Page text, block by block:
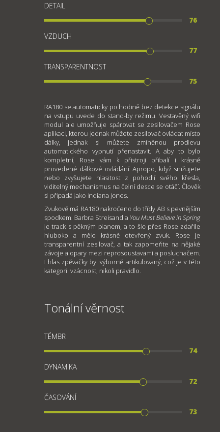
DETAIL
76
VZDUCH
77
TRANSPARENTNOST
75
RA180 se automaticky po hodině bez detekce signálu
na vstupu uvede do stand-by režimu. Vestavěný wifi
modul ale umožňuje spárovat se zesilovačem Rose
aplikaci, kterou jednak můžete zesilovač ovládat místo
dálky, jednak si můžete zmíněnou prodlevu
automatického vypnutí přenastavit. A aby to bylo
kompletní, Rose vám k přistroji přibalí i krásně
provedené dálkové ovládání. Apropo, když snižujete
nebo zvyšujete hlasitost z pohodlí svého křesla,
viditelný mechanismus na čelní desce se otáčí. Člověk
si připadá jako Indiana Jones.
Zvukově má RA180 nakročeno do třídy AB s pevnějším
spodkem. Barbra Streisand a You Must Believe in Spring
je track s pěkným pianem, a to šlo přes Rose zdařile
hluboko a mělo krásně otevřený zvuk. Rose je
transparentní zesilovač, a tak zapomeňte na nějaké
závoje a opary mezi reprosoustavami a posluchačem.
I hlas zpěvačky byl výborně artikulovaný, což je v této
kategorii vzácnost, nikoli pravidlo.
Tonální věrnost
TÉMBR
74
DYNAMIKA
72
ČASOVÁNÍ
73